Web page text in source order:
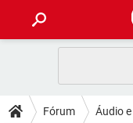
CELULAR
DICAS
Fórum Áudio